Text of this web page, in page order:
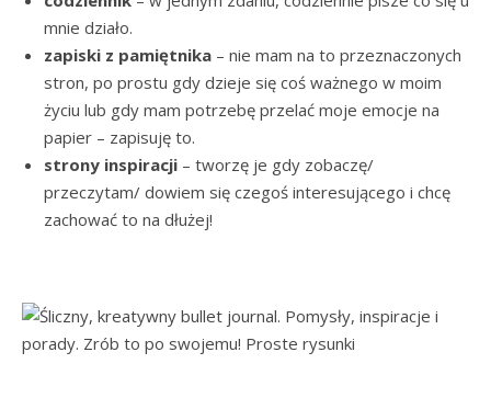
mnie działo.
zapiski z pamiętnika – nie mam na to przeznaczonych
stron, po prostu gdy dzieje się coś ważnego w moim
życiu lub gdy mam potrzebę przelać moje emocje na
papier – zapisuję to.
strony inspiracji – tworzę je gdy zobaczę/
przeczytam/ dowiem się czegoś interesującego i chcę
zachować to na dłużej!